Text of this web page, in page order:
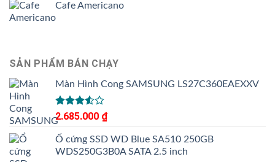
Cafe Americano
SẢN PHẨM BÁN CHẠY
Màn Hình Cong SAMSUNG LS27C360EAEXXV
Được
xếp
hạng
3.505
sao
2.685.000 ₫
Ổ cứng SSD WD Blue SA510 250GB
WDS250G3B0A SATA 2.5 inch